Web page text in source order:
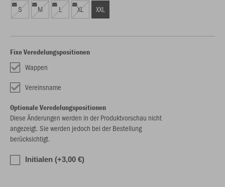
S M L XL XXL
Fixe Veredelungspositionen
Wappen
Vereinsname
Optionale Veredelungspositionen
Diese Änderungen werden in der Produktvorschau nicht
angezeigt. Sie werden jedoch bei der Bestellung
berücksichtigt.
Initialen (+3,00 €)